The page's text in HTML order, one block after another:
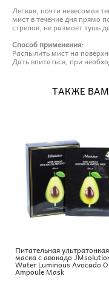
Легкая, почти невесомая
мист в течение дня прямо
стрелок, не размоет тушь
Способ применения:
Распылить мист на
Дать впитаться, при
ТАКЖЕ
Питательная ультратонкая
маска с авокадо
Water Luminous Avocado
Ampoule Mask